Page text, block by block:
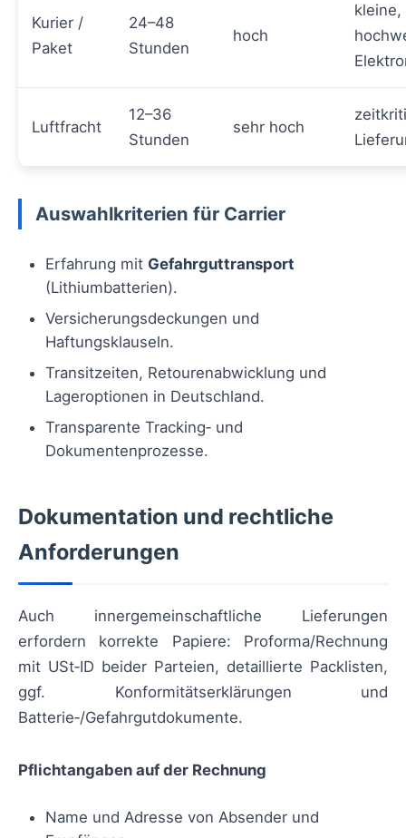
Kurier /
Paket
24–48
Stunden
hoch
kleine,
Luftfracht
12–36
Stunden
sehr hoch
Auswahlkriterien für Carrier
Erfahrung mit Gefahrguttransport
(Lithiumbatterien).
Versicherungsdeckungen und
Haftungsklauseln.
Transitzeiten, Retourenabwicklung und
Lageroptionen in Deutschland.
Transparente Tracking‑ und
Dokumentenprozesse.
Dokumentation und rechtliche
Anforderungen
Auch innergemeinschaftliche Lieferungen
erfordern korrekte Papiere: Proforma/Rechnung
mit USt‑ID beider Parteien, detaillierte Packlisten,
ggf. Konformitätserklärungen und
Batterie‑/Gefahrgutdokumente.
Pflichtangaben auf der Rechnung
Name und Adresse von Absender und